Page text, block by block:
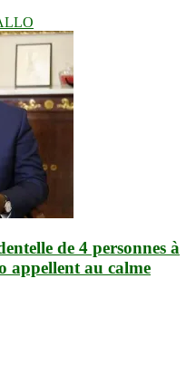
de 4 personnes à
appellent au calme